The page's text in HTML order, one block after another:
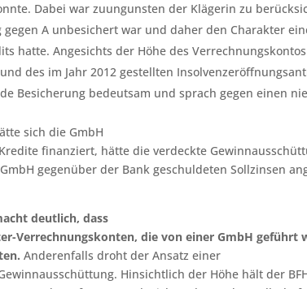
Dabei war zuungunsten der Klägerin zu
gegen A unbesichert war und daher den Charakter
hatte. Angesichts der Höhe des
des im Jahr 2012 gestellten
Besicherung bedeutsam und sprach gegen einen
sich die GmbH
finanziert, hätte die verdeckte
gegenüber der Bank geschuldeten Sollzinsen
deutlich, dass
Verrechnungskonten, die von einer GmbH geführt
Anderenfalls droht der Ansatz einer
Hinsichtlich der Höhe hält der